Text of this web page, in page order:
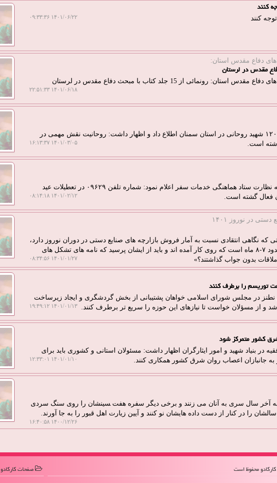
کنند
کنند ۱۴۰۱/۰۶/۲۲ ۰۹:۳۳:۳۶
دفاع مقدس استان:
از 15 جلد کتاب با مبحث دفاع مقدس در لرستان
۱۴۰۱/۰۶/۱۸ ۲۲:۵۱:۳۳
سمنان استاندار سمنان از وجود ۱۲۰ شهید روحانی در استان سمنان اطلاع داد و اظهار داشت: روحانیت نقش مهمی در
است.
۱۴۰۱/۰۳/۰۵ ۱۶:۱۳:۳۷
به گزارش کارکادو مسؤول کمیته نظارت ستاد هماهنگی خدمات سفر اعلام نمود: شماره تلفن ۰۹۶۲۹ در تعطیلات عید
فعال گشته است.
۱۴۰۱/۰۲/۱۲ ۰۸:۱۴:۱۸
در نوروز ۱۴۰۱
نگاهی انتقادی نسبت به آمار فروش بازارچه های صنایع دستی در دوران نوروز دارد،
اظهار داشت: «آقای ضرغامی حدود ۷-۸ ماه است که روی کار آمده اند و باید از ایشان پرسید که نامه های تشکل های
بدون جواب گذاشتند؟»
۱۴۰۱/۰۱/۲۷ ۰۸:۳۴:۵۶
توریسم را برطرف کنند
نطنز در مجلس شورای اسلامی خواهان پشتیبانی از بخش گردشگری و ایجاد زیرساخت
و از مسؤلان خواست تا نیازهای این حوزه را سریع تر برطرف کنند.
۱۴۰۱/۰۱/۱۳ ۱۹:۴۹:۱۲
کشور متمرکز شود
در بنیاد شهید و امور ایثارگران اظهار داشت: مسئولان استانی و کشوری باید برای
جانبازان اعصاب روان شرق کشور همکاری کنند.
۱۴۰۱/۰۱/۱۰ ۱۲:۳۳:۰۱
آخر سال سری به آنان می زنند و برخی دیگر سفره هفت ‍سینشان را روی سنگ سردی
را در کنار از دست داده هایشان نو کنند و آیین زیارت اهل قبور را به جا آورند.
۱۴۰۰/۱۲/۲۶ ۱۶:۴۰:۵۸
صفحات كاركادو